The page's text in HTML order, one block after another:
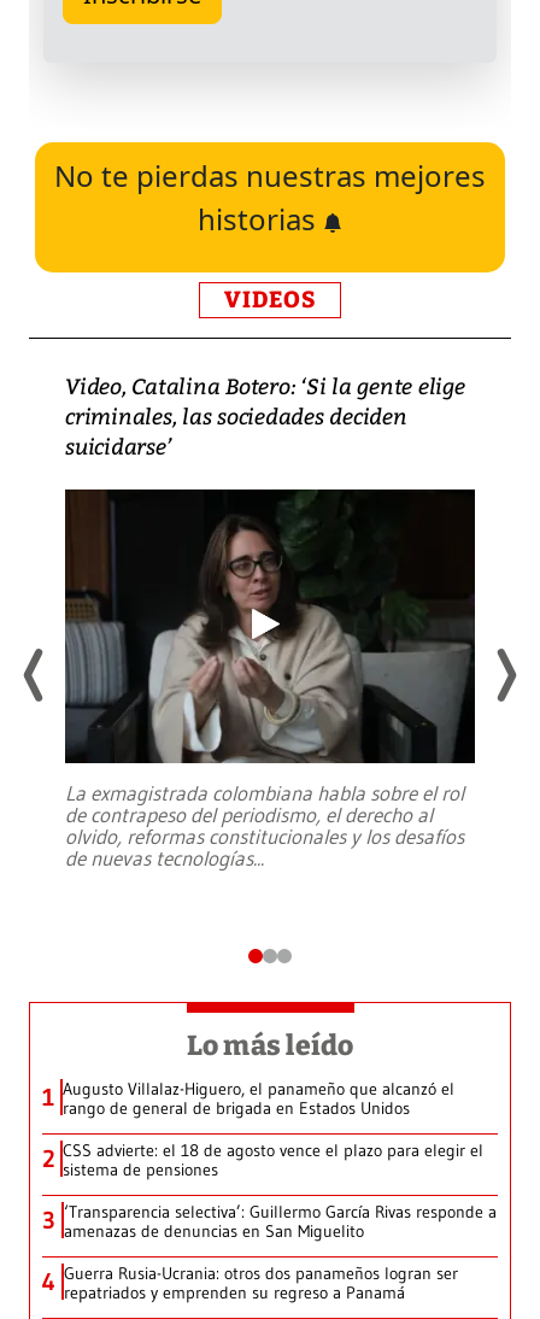
No te pierdas nuestras mejores
historias
VIDEOS
Video, Catalina Botero: ‘Si la gente elige
criminales, las sociedades deciden
suicidarse’
La exmagistrada colombiana habla sobre el rol
de contrapeso del periodismo, el derecho al
olvido, reformas constitucionales y los desafíos
de nuevas tecnologías...
Lo más leído
1 Augusto Villalaz-Higuero, el panameño que alcanzó el
rango de general de brigada en Estados Unidos
2 CSS advierte: el 18 de agosto vence el plazo para elegir el
sistema de pensiones
3 ‘Transparencia selectiva’: Guillermo García Rivas responde a
amenazas de denuncias en San Miguelito
4 Guerra Rusia-Ucrania: otros dos panameños logran ser
repatriados y emprenden su regreso a Panamá